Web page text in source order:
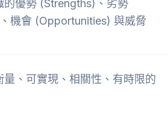
的優勢 (Strengths)、劣勢
機會 (Opportunities) 與威脅
量、可實現、相關性、有時限的